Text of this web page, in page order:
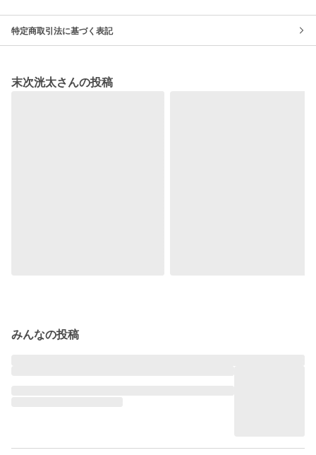
特定商取引法に基づく表記
末次洸太さんの投稿
みんなの投稿